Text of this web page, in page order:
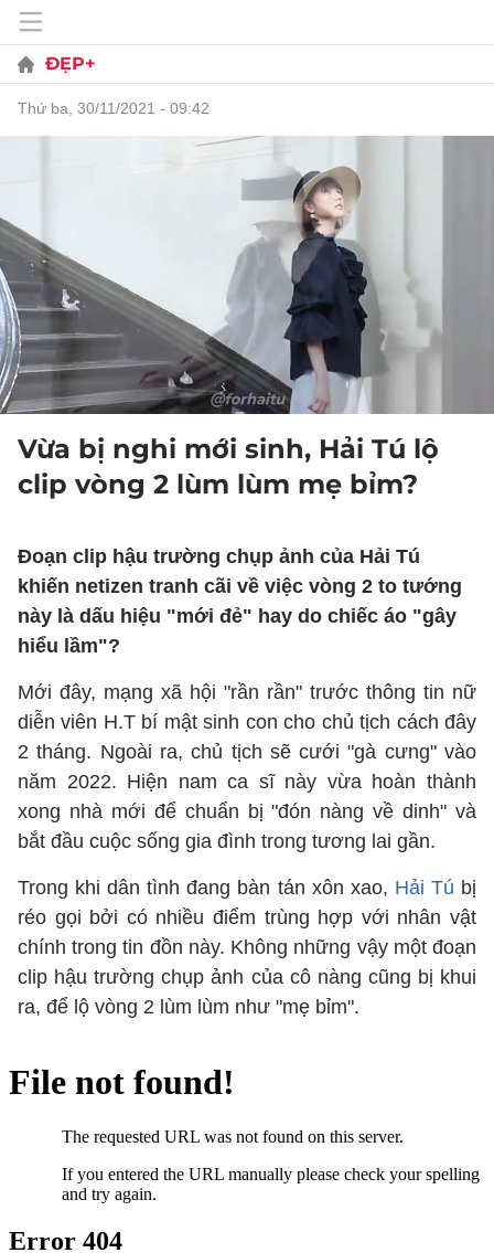
ĐẸP+
thứ ba, 30/11/2021 - 09:42
Vừa bị nghi mới sinh, Hải Tú lộ
clip vòng 2 lùm lùm mẹ bỉm?
Đoạn clip hậu trường chụp ảnh của Hải Tú
khiến netizen tranh cãi về việc vòng 2 to tướng
này là dấu hiệu "mới đẻ" hay do chiếc áo "gây
hiểu lầm"?
Mới đây, mạng xã hội "rần rần" trước thông tin nữ
diễn viên H.T bí mật sinh con cho chủ tịch cách đây
2 tháng. Ngoài ra, chủ tịch sẽ cưới "gà cưng" vào
năm 2022. Hiện nam ca sĩ này vừa hoàn thành
xong nhà mới để chuẩn bị "đón nàng về dinh" và
bắt đầu cuộc sống gia đình trong tương lai gần.
Trong khi dân tình đang bàn tán xôn xao, Hải Tú bị
réo gọi bởi có nhiều điểm trùng hợp với nhân vật
chính trong tin đồn này. Không những vậy một đoạn
clip hậu trường chụp ảnh của cô nàng cũng bị khui
ra, để lộ vòng 2 lùm lùm như "mẹ bỉm".